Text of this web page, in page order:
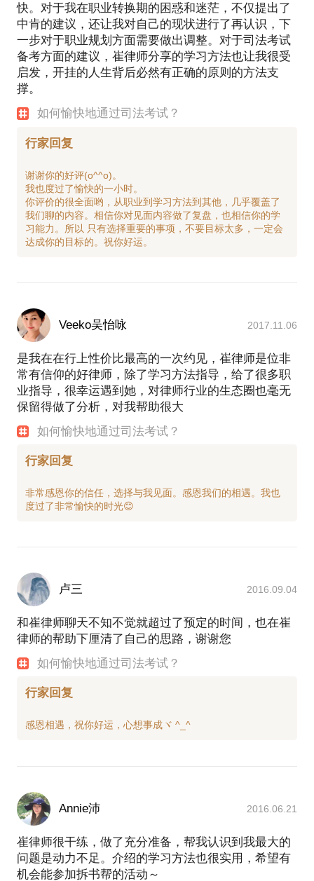
快。对于我在职业转换期的困惑和迷茫，不仅提出了
中肯的建议，还让我对自己的现状进行了再认识，下
一步对于职业规划方面需要做出调整。对于司法考试
备考方面的建议，崔律师分享的学习方法也让我很受
启发，开挂的人生背后必然有正确的原则的方法支
撑。
如何愉快地通过司法考试？
行家回复
谢谢你的好评(o^^o)。
我也度过了愉快的一小时。
你评价的很全面哟，从职业到学习方法到其他，几乎覆盖了
我们聊的内容。相信你对见面内容做了复盘，也相信你的学
习能力。所以 只有选择重要的事项，不要目标太多，一定会
Veeko吴怡咏 2017.11.06
是我在在行上性价比最高的一次约见，崔律师是位非
常有信仰的好律师，除了学习方法指导，给了很多职
业指导，很幸运遇到她，对律师行业的生态圈也毫无
保留得做了分析，对我帮助很大
如何愉快地通过司法考试？
行家回复
非常感恩你的信任，选择与我见面。感恩我们的相遇。我也
卢三 2016.09.04
和崔律师聊天不知不觉就超过了预定的时间，也在崔
律师的帮助下厘清了自己的思路，谢谢您
如何愉快地通过司法考试？
行家回复
Annie沛 2016.06.21
崔律师很干练，做了充分准备，帮我认识到我最大的
问题是动力不足。介绍的学习方法也很实用，希望有
机会能参加拆书帮的活动～